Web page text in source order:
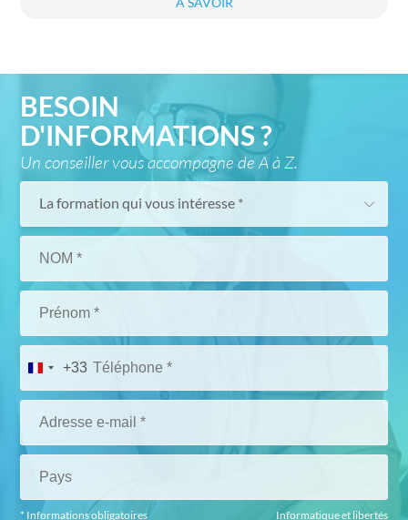
BESOIN
D'INFORMATIONS ?
Un conseiller vous accompagne de A à Z.
La formation qui vous intéresse *
+33
* Informations obligatoires Informatique et libertés